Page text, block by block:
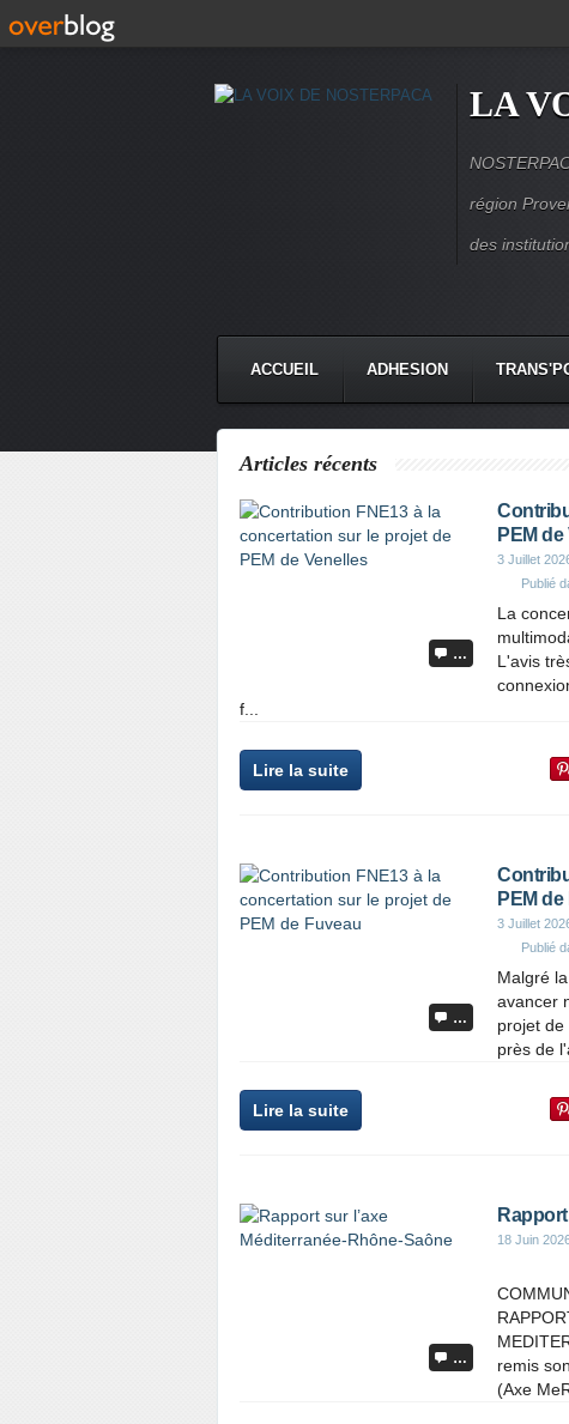
LA
région
des
ACCUEIL ADHESION
Articles récents
…
PEM
3 Juillet
Publié
La
L'avis
f...
Lire la suite
…
PEM
3 Juillet
Publié
Malgré
avancer
projet
près de
Lire la suite
…
18 Juin
remis
(Axe